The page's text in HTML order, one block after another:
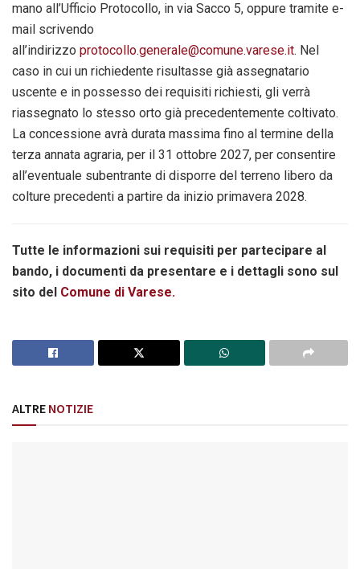
mano all’Ufficio Protocollo, in via Sacco 5, oppure tramite e-
mail scrivendo
all’indirizzo protocollo.generale@comune.varese.it. Nel
caso in cui un richiedente risultasse già assegnatario
uscente e in possesso dei requisiti richiesti, gli verrà
riassegnato lo stesso orto già precedentemente coltivato.
La concessione avrà durata massima fino al termine della
terza annata agraria, per il 31 ottobre 2027, per consentire
all’eventuale subentrante di disporre del terreno libero da
colture precedenti a partire da inizio primavera 2028.
Tutte le informazioni sui requisiti per partecipare al
bando, i documenti da presentare e i dettagli sono sul
sito del Comune di Varese.
ALTRE NOTIZIE